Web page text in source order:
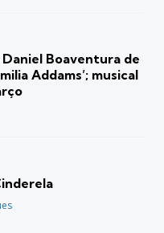
Boaventura de
Addams’; musical